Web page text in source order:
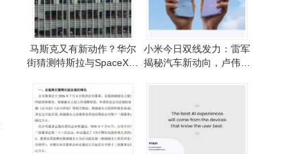
马斯克又有新动作？华尔
街猜测特斯拉与SpaceX或
小米今日双线发力：雷军
揭秘汽车新动向，卢伟冰